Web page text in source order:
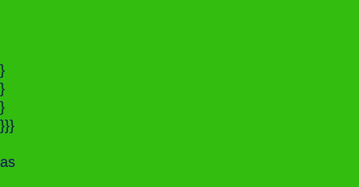
}
}
}
}}}
as